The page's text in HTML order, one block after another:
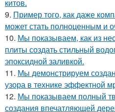
китов.
9. Пример того, как даже
может стать полноценным и
10. Мы показываем, как из
плиты создать стильный
эпоксидной заливкой.
11. Мы демонстрируем
узора в технике эффектной
12. Мы показываем полный
создания впечатляющей